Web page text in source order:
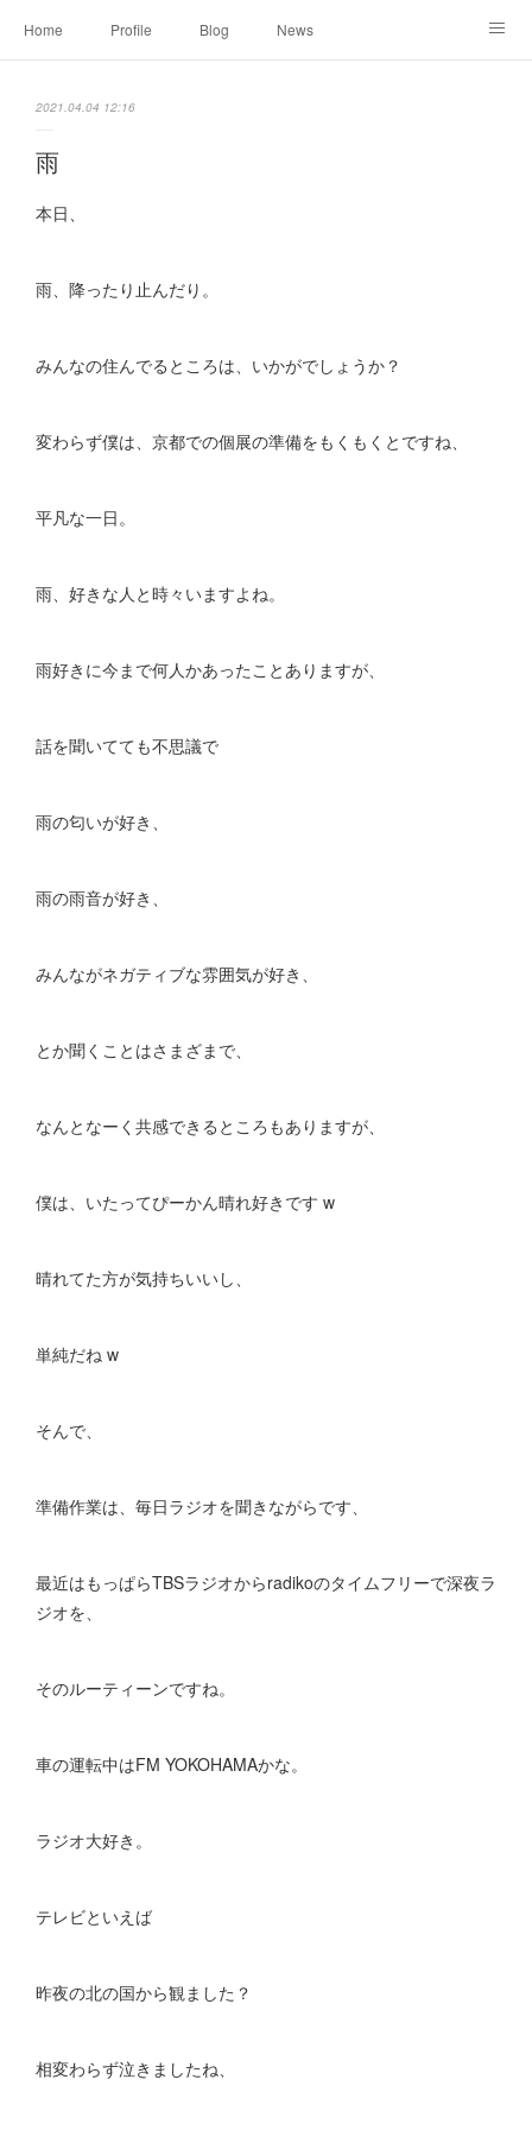
Home Profile Blog News
2021.04.04 12:16
雨
本日、
雨、降ったり止んだり。
みんなの住んでるところは、いかがでしょうか？
変わらず僕は、京都での個展の準備をもくもくとですね、
平凡な一日。
雨、好きな人と時々いますよね。
雨好きに今まで何人かあったことありますが、
話を聞いてても不思議で
雨の匂いが好き、
雨の雨音が好き、
みんながネガティブな雰囲気が好き、
とか聞くことはさまざまで、
なんとなーく共感できるところもありますが、
僕は、いたってぴーかん晴れ好きです w
晴れてた方が気持ちいいし、
単純だね w
そんで、
準備作業は、毎日ラジオを聞きながらです、
最近はもっぱらTBSラジオからradikoのタイムフリーで深夜ラ
ジオを、
そのルーティーンですね。
車の運転中はFM YOKOHAMAかな。
ラジオ大好き。
テレビといえば
昨夜の北の国から観ました？
相変わらず泣きましたね、